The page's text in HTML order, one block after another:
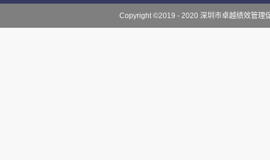
Copyright ©2019 - 2020 深圳市卓越绩效管理